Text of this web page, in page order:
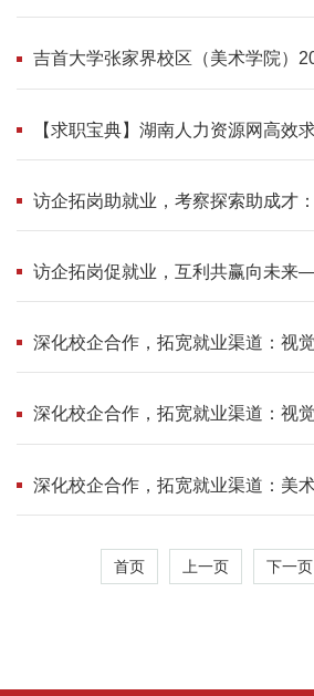
吉首大学张家界校区（美术学院）
【求职宝典】湖南人力资源网高效
访企拓岗助就业，考察探索助成才
访企拓岗促就业，互利共赢向未来
深化校企合作，拓宽就业渠道：视
深化校企合作，拓宽就业渠道：视
深化校企合作，拓宽就业渠道：美
首页 上一页 下一页